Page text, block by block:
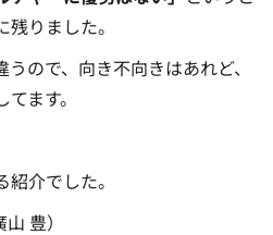
りました。
ので、向き不向きはあれど、
ます。
介でした。
豊）